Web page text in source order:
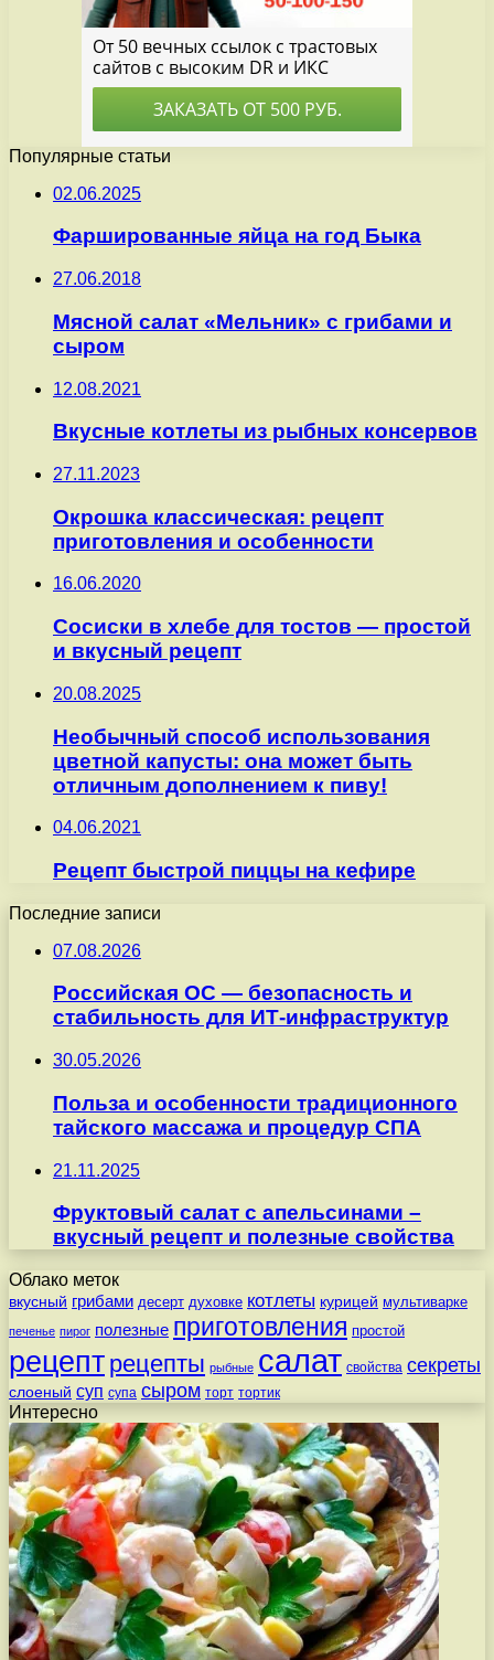
Популярные статьи
02.06.2025
Фаршированные яйца на год Быка
27.06.2018
Мясной салат «Мельник» с грибами и
сыром
12.08.2021
Вкусные котлеты из рыбных консервов
27.11.2023
Окрошка классическая: рецепт
приготовления и особенности
16.06.2020
Сосиски в хлебе для тостов — простой
и вкусный рецепт
20.08.2025
Необычный способ использования
цветной капусты: она может быть
отличным дополнением к пиву!
04.06.2021
Рецепт быстрой пиццы на кефире
Последние записи
07.08.2026
Российская ОС — безопасность и
стабильность для ИТ-инфраструктур
30.05.2026
Польза и особенности традиционного
тайского массажа и процедур СПА
21.11.2025
Фруктовый салат с апельсинами –
вкусный рецепт и полезные свойства
Облако меток
вкусный грибами десерт духовке котлеты курицей мультиварке
печенье пирог полезные приготовления простой
рецепт рецепты рыбные салат свойства секреты
слоеный суп супа сыром торт тортик
Интересно